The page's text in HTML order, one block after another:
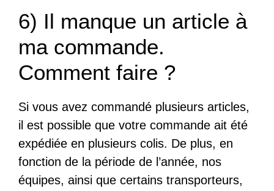
6) Il manque un article à
ma commande.
Comment faire ?
Si vous avez commandé plusieurs articles,
il est possible que votre commande ait été
expédiée en plusieurs colis. De plus, en
fonction de la période de l’année, nos
équipes, ainsi que certains transporteurs,